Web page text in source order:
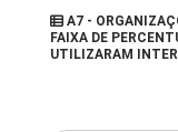
A7 -
FAIXA DE
UTILIZARAM